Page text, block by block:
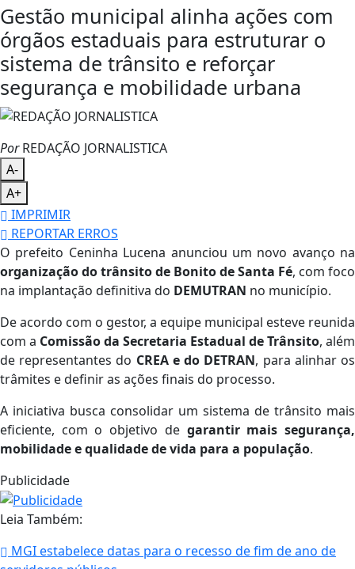
Gestão municipal alinha ações com
órgãos estaduais para estruturar o
sistema de trânsito e reforçar
segurança e mobilidade urbana
PorREDAÇÃO JORNALISTICA
A-
A+
IMPRIMIR
REPORTAR ERROS
O prefeito Ceninha Lucena anunciou um novo avanço na
organização do trânsito de Bonito de Santa Fé, com foco
na implantação definitiva do DEMUTRAN no município.
De acordo com o gestor, a equipe municipal esteve reunida
com a Comissão da Secretaria Estadual de Trânsito, além
de representantes do CREA e do DETRAN, para alinhar os
trâmites e definir as ações finais do processo.
A iniciativa busca consolidar um sistema de trânsito mais
eficiente, com o objetivo de garantir mais segurança,
mobilidade e qualidade de vida para a população.
Publicidade
Leia Também:
MGI estabelece datas para o recesso de fim de ano de